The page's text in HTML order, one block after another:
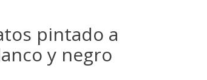
pintado a
y negro